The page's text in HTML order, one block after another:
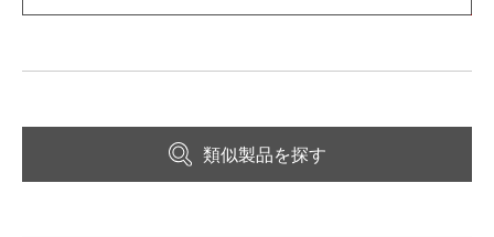
類似製品を探す